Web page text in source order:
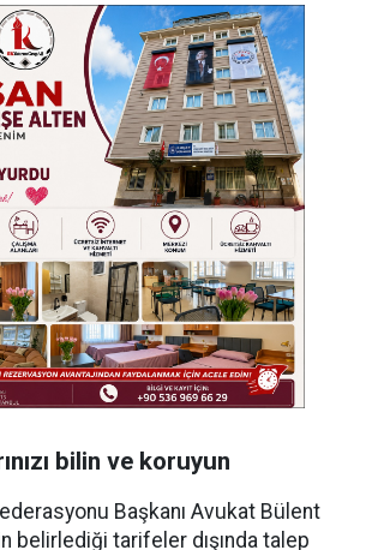
bilin ve koruyun
Başkanı Avukat Bülent
belirlediği tarifeler dışında talep